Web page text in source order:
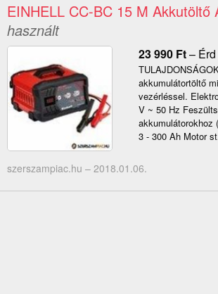
EINHELL CC-BC 15 M Akkutöltő
használt
23 990 Ft– Érd
akkumulátortöltő
vezérléssel.
V ~ 50 Hz
akkumulátorokhoz
3 - 300 Ah Motor
szerszampiac.hu – 2018.01.06.